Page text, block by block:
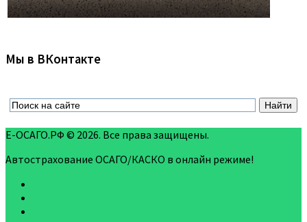
Мы в ВКонтакте
Е-ОСАГО.РФ © 2026. Все права защищены.
Автострахование ОСАГО/КАСКО в онлайн режиме!